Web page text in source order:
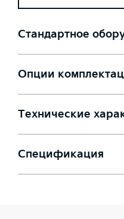
Стандартное
Опции
Технические
Спецификация